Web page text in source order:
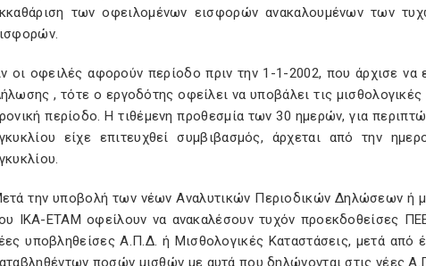
των οφειλομένων εισφορών ανακαλουμένων των
οι οφειλές αφορούν περίοδο πριν την 1-1-2002, που άρχισε να
, τότε ο εργοδότης οφείλει να υποβάλει τις μισθολογικές
περίοδο. Η τιθέμενη προθεσμία των 30 ημερών, για
είχε επιτευχθεί συμβιβασμός, άρχεται από την
την υποβολή των νέων Αναλυτικών Περιοδικών Δηλώσεων ή
ΙΚΑ-ΕΤΑΜ οφείλουν να ανακαλέσουν τυχόν προεκδοθείσες
υποβληθείσες Α.Π.Δ. ή Μισθολογικές Καταστάσεις, μετά από
ποσών μισθών με αυτά που δηλώνονται στις νέες